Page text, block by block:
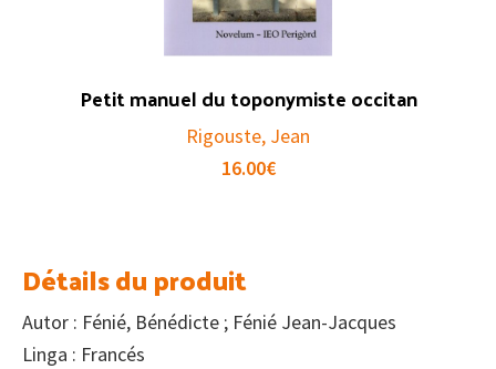
Petit manuel du toponymiste occitan
Rigouste, Jean
16.00€
Détails du produit
Autor : Fénié, Bénédicte ; Fénié Jean-Jacques
Linga : Francés